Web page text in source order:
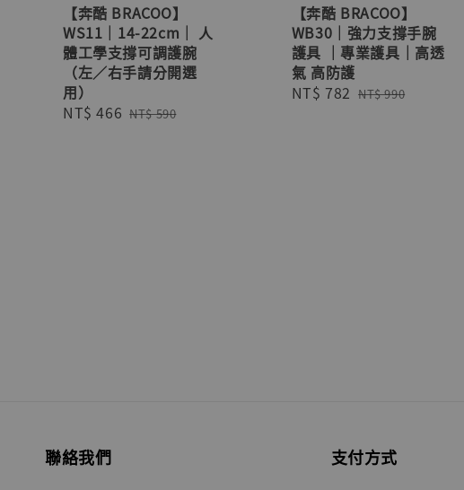
【奔酷 BRACOO】
WS11｜14-22cm｜ 人
體工學支撐可調護腕
（左／右手請分開選
用）
Sale
NT$ 466 Regular
NT$ 590
【奔酷 BRACOO】
WB30｜強力支撐手腕
護具 ｜專業護具｜高透
氣 高防護
Sale
NT$ 782 Regular
NT$ 990
聯絡我們 支付方式